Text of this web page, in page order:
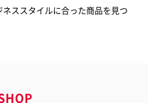
ススタイルに合った商品を見つ